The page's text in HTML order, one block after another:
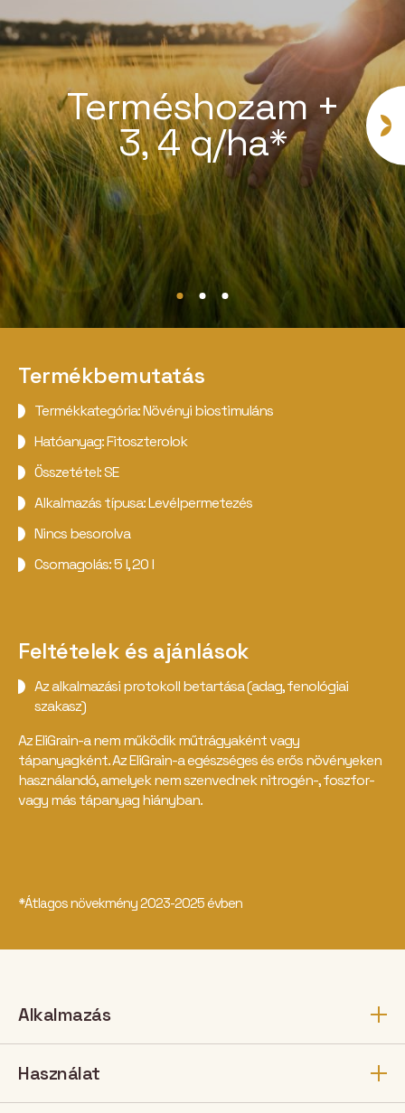
Terméshozam +
3, 4 q/ha*
Termékbemutatás
Termékkategória: Növényi biostimuláns
Hatóanyag: Fitoszterolok
Összetétel: SE
Alkalmazás típusa: Levélpermetezés
Nincs besorolva
Csomagolás: 5 l, 20 l
Feltételek és ajánlások
Az alkalmazási protokoll betartása (adag, fenológiai
szakasz)
Az EliGrain-a nem működik műtrágyaként vagy
tápanyagként. Az EliGrain-a egészséges és erős növényeken
használandó, amelyek nem szenvednek nitrogén-, foszfor-
vagy más tápanyag hiányban.
*Átlagos növekmény 2023-2025 évben
Alkalmazás
Használat